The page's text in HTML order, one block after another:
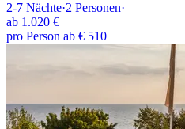
2-7 Nächte·2 Personen·
ab 1.020 €
pro Person ab € 510